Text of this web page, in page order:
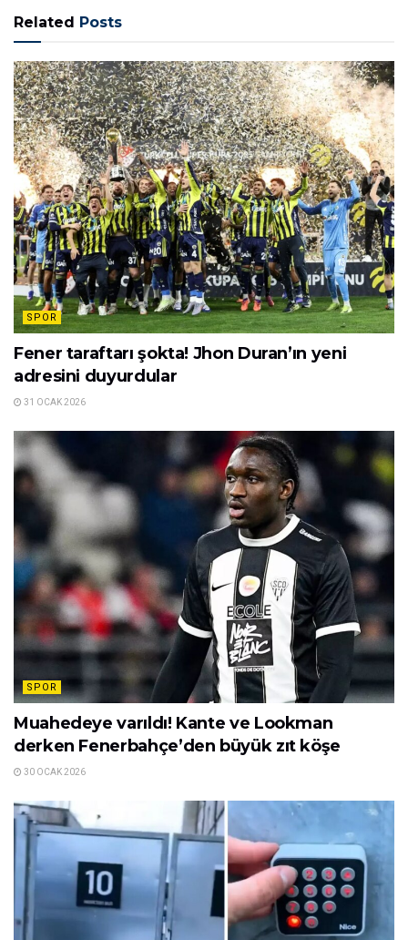
Related Posts
SPOR
Fener taraftarı şokta! Jhon Duran’ın yeni
adresini duyurdular
31 OCAK 2026
SPOR
Muahedeye varıldı! Kante ve Lookman
derken Fenerbahçe’den büyük zıt köşe
30 OCAK 2026